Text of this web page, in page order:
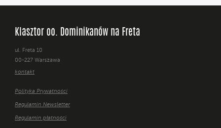
Klasztor oo. Dominikanów na Freta
ul. Freta 10
00-227 Warszawa
kontakt
Polityka Prywatności
Regulamin Newsletter
Regulamin płatności